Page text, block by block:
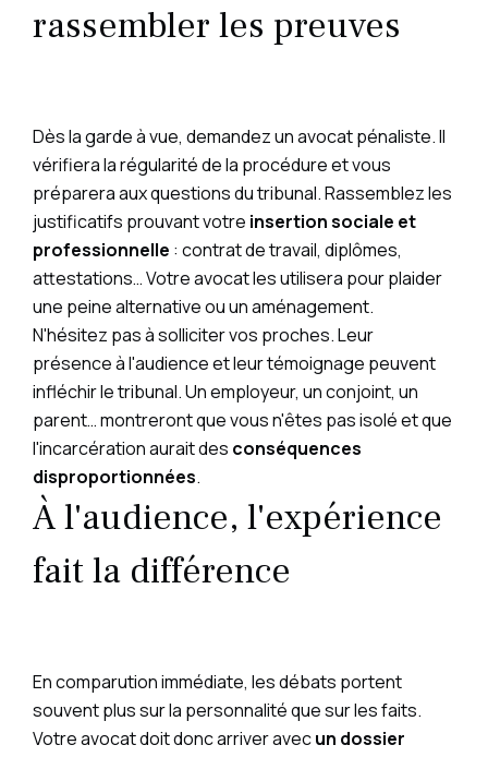
rassembler les preuves
Dès la garde à vue, demandez un avocat pénaliste. Il
vérifiera la régularité de la procédure et vous
préparera aux questions du tribunal. Rassemblez les
justificatifs prouvant votre insertion sociale et
professionnelle : contrat de travail, diplômes,
attestations… Votre avocat les utilisera pour plaider
une peine alternative ou un aménagement.
N'hésitez pas à solliciter vos proches. Leur
présence à l'audience et leur témoignage peuvent
infléchir le tribunal. Un employeur, un conjoint, un
parent… montreront que vous n'êtes pas isolé et que
l'incarcération aurait des conséquences
disproportionnées.
À l'audience, l'expérience
fait la différence
En comparution immédiate, les débats portent
souvent plus sur la personnalité que sur les faits.
Votre avocat doit donc arriver avecun dossier